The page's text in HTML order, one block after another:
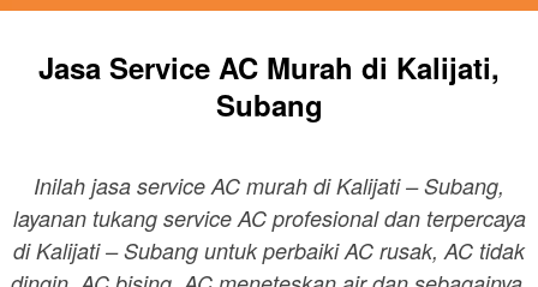
Jasa Service AC Murah di Kalijati,
Subang
Inilah jasa service AC murah di Kalijati – Subang,
layanan tukang service AC profesional dan terpercaya
di Kalijati – Subang untuk perbaiki AC rusak, AC tidak